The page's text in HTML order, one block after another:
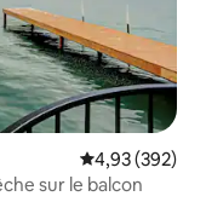
Évaluation
4,93 (392)
sur le balcon